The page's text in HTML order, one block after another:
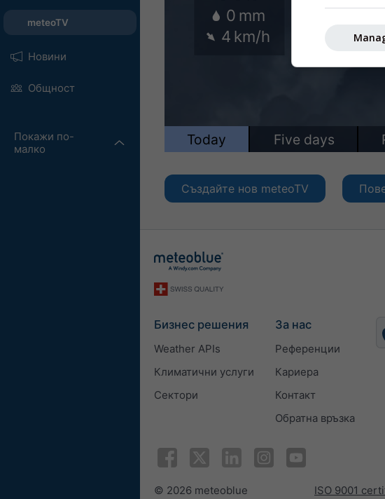
meteoTV
Новини
Общност
Покажи по-
малко
Създайте нов meteoTV
Бизнес решения
Weather APIs
Климатични услуги
Сектори
За нас
Референции
Кариера
Контакт
Обратна връзка
© 2026 meteoblue ISO 9001